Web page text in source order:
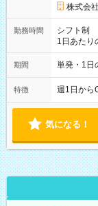
円の場合
円（役割手
間】試用期
株式会
勤務時間
シフト制
1日あたり
間は 試験
期間 単発・1日
特徴 週1日から
気になる！